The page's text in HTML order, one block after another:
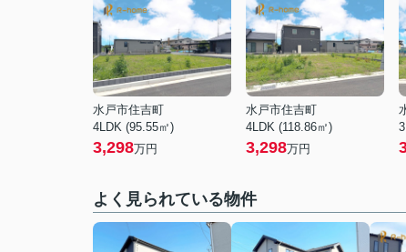
水戸市住吉町
4LDK (95.55㎡)
3,298万円
水戸市住吉町
4LDK (118.86㎡)
3,298万円
よく見られている物件